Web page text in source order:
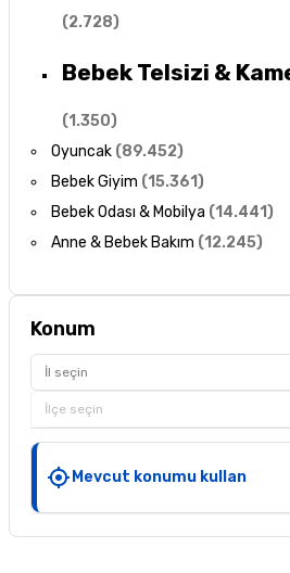
(2.728)
Bebek Telsizi &
(1.350)
Oyuncak (89.452)
Bebek Giyim (15.361)
Bebek Odası & Mobilya (14.441)
Anne & Bebek Bakım (12.245)
Konum
İl seçin
İlçe seçin
Mevcut konumu kullan